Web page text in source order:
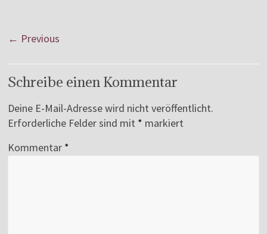
← Previous
Schreibe einen Kommentar
Deine E-Mail-Adresse wird nicht veröffentlicht.
Erforderliche Felder sind mit * markiert
Kommentar *